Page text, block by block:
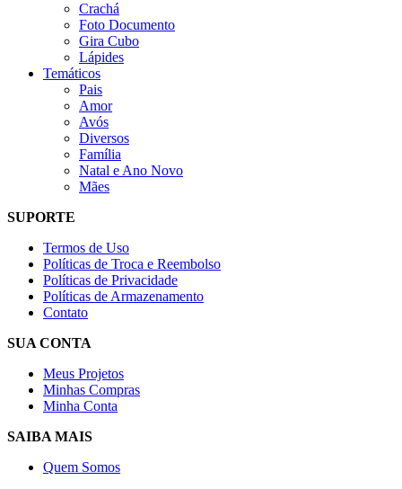
Crachá
Foto Documento
Gira Cubo
Lápides
Temáticos
Pais
Amor
Avós
Diversos
Família
Natal e Ano Novo
Mães
SUPORTE
Termos de Uso
Políticas de Troca e Reembolso
Políticas de Privacidade
Políticas de Armazenamento
Contato
SUA CONTA
Meus Projetos
Minhas Compras
Minha Conta
SAIBA MAIS
Quem Somos